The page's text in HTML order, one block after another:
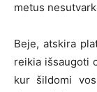
metus
Beje, atskira
reikia išsaugoti
kur šildomi